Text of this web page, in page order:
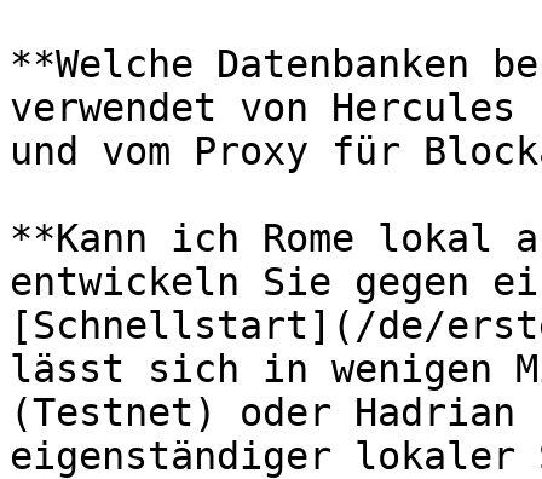
**Welche Datenbanken
verwendet von
und vom Proxy für
**Kann ich Rome lokal
entwickeln Sie gegen
[Schnellstart](/de/
lässt sich in wenigen
(Testnet) oder
eigenständiger